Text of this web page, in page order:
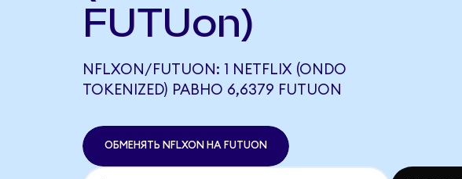
FUTUon)
NFLXON/FUTUON: 1 NETFLIX (ONDO
TOKENIZED) РАВНО 6,6379 FUTUON
ОБМЕНЯТЬ NFLXON НА FUTUON